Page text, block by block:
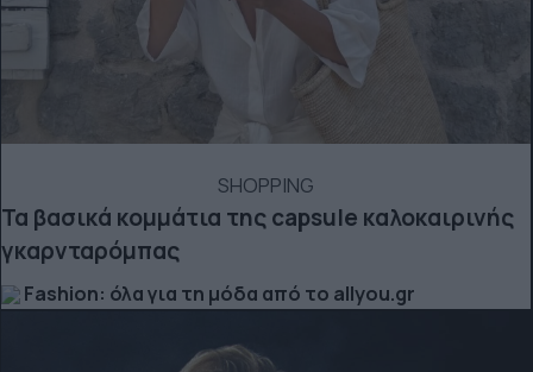
SHOPPING
Τα βασικά κομμάτια της capsule καλοκαιρινής
γκαρνταρόμπας
Fashion: όλα για τη μόδα από το allyou.gr